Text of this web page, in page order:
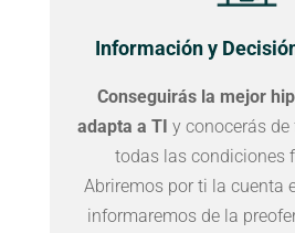
Información y
Conseguirás la mejor
adapta a TI y conocerás
todas las condiciones
Abriremos por ti la cuenta
informaremos de la